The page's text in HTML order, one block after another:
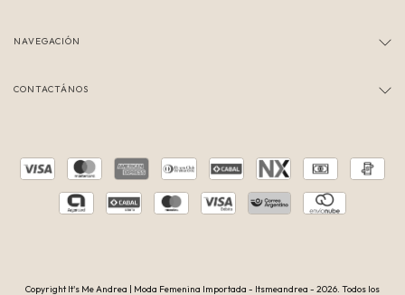
NAVEGACIÓN
CONTACTÁNOS
Copyright It's Me Andrea | Moda Femenina Importada - Itsmeandrea - 2026. Todos los